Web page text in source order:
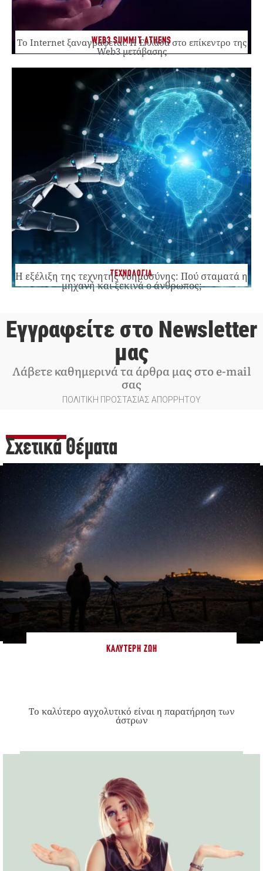
WEB3 SUMMIT ATHENS
Το Internet ξαναγράφεται. Η Ελλάδα στο επίκεντρο της
Web3 μετάβασης
ΤΕΧΝΟΛΟΓΙΑ
Η εξέλιξη της τεχνητής νοημοσύνης: Πού σταματά η
μηχανή και ξεκινά ο άνθρωπος;
Εγγραφείτε στο Newsletter
μας
Λάβετε καθημερινά τα άρθρα μας στο e-mail
σας
ΠΟΛΙΤΙΚΗ ΠΡΟΣΤΑΣΙΑΣ ΑΠΟΡΡΗΤΟΥ
Σχετικά Θέματα
ΚΑΛΎΤΕΡΗ ΖΩΉ
Το καλύτερο αγχολυτικό είναι η παρατήρηση των
άστρων